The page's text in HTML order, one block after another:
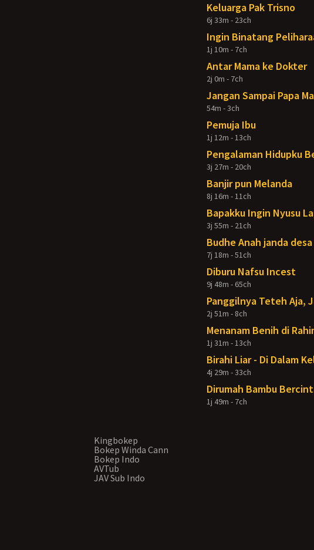
Keluarga Pak Trisno
6j 33m - 23ch
Ingin Binatang
1j 10m - 7ch
Antar Mama ke Dokter
2j 0m - 7ch
Jangan Sampai Papa
54m - 3ch
Pemuja Ibu
1j 12m - 13ch
Pengalaman Hidupku
3j 27m - 20ch
Banjir pun Melanda
8j 16m - 11ch
Bapakku Ingin Nyusu
3j 55m - 21ch
Budhe Anah janda
7j 18m - 51ch
Diburu Nafsu Incest
9j 48m - 65ch
Panggilnya Teteh Aja,
2j 51m - 8ch
Menanam Benih di
1j 31m - 13ch
Birahi Liar - Di Dalam
4j 29m - 33ch
Dirumah Bambu
1j 49m - 7ch
Kingbokep
Bokep Winda Cann
Bokep Indo
AVTub
JAV Sub Indo